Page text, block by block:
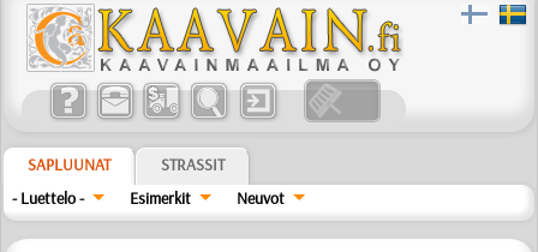
SAPLUUNAT
STRASSIT
- Luettelo -
Esimerkit Neuvot